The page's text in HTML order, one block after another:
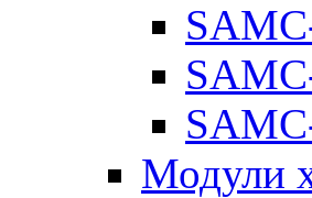
Модули